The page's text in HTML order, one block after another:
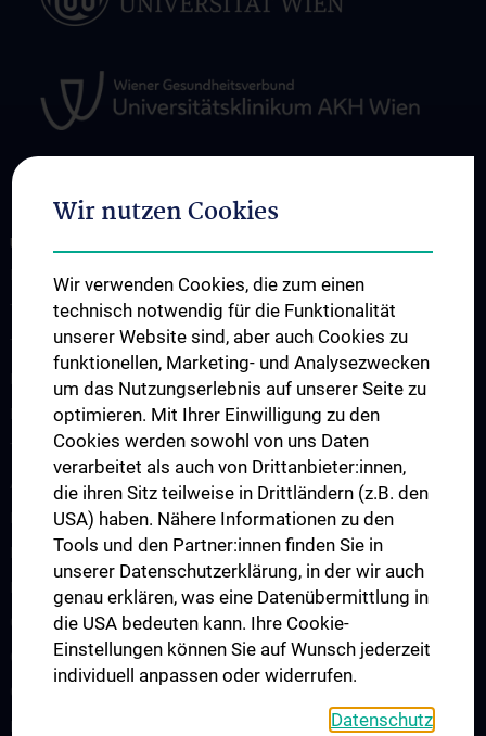
ÜBER UNS
Research
Translation in die Klinik
Teaching
AI Spin-Offs
Publications
CAIM Talks
CAIM Seminar
Wir nutzen Cookies
Wir verwenden Cookies, die zum einen
technisch notwendig für die Funktionalität
unserer Website sind, aber auch Cookies zu
funktionellen, Marketing- und Analysezwecken
um das Nutzungserlebnis auf unserer Seite zu
optimieren. Mit Ihrer Einwilligung zu den
Cookies werden sowohl von uns Daten
verarbeitet als auch von Drittanbieter:innen,
die ihren Sitz teilweise in Drittländern (z.B. den
USA) haben. Nähere Informationen zu den
Tools und den Partner:innen finden Sie in
unserer Datenschutzerklärung, in der wir auch
genau erklären, was eine Datenübermittlung in
die USA bedeuten kann. Ihre Cookie-
Einstellungen können Sie auf Wunsch jederzeit
individuell anpassen oder widerrufen.
Datenschutz